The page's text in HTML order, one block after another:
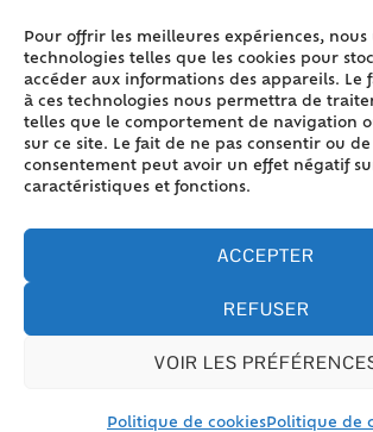
Pour offrir les meilleures expériences, nous
technologies telles que les cookies pour
accéder aux informations des appareils. Le
à ces technologies nous permettra de
telles que le comportement de navigation
sur ce site. Le fait de ne pas consentir ou
consentement peut avoir un effet négatif
caractéristiques et fonctions.
ACCEPTER
REFUSER
VOIR LES
Politique de cookiesPolitique de
ACCÈS RAPIDE
Accueil
Contact
Plan du site
Mentions légales
Politique de cookies (UE)
collectivités & GRC/